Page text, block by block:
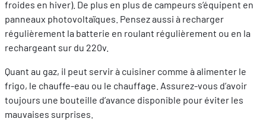
froides en hiver). De plus en plus de campeurs s’équipent en
panneaux photovoltaïques. Pensez aussi à recharger
régulièrement la batterie en roulant régulièrement ou en la
rechargeant sur du 220v.
Quant au gaz, il peut servir à cuisiner comme à alimenter le
frigo, le chauffe-eau ou le chauffage. Assurez-vous d’avoir
toujours une bouteille d’avance disponible pour éviter les
mauvaises surprises.